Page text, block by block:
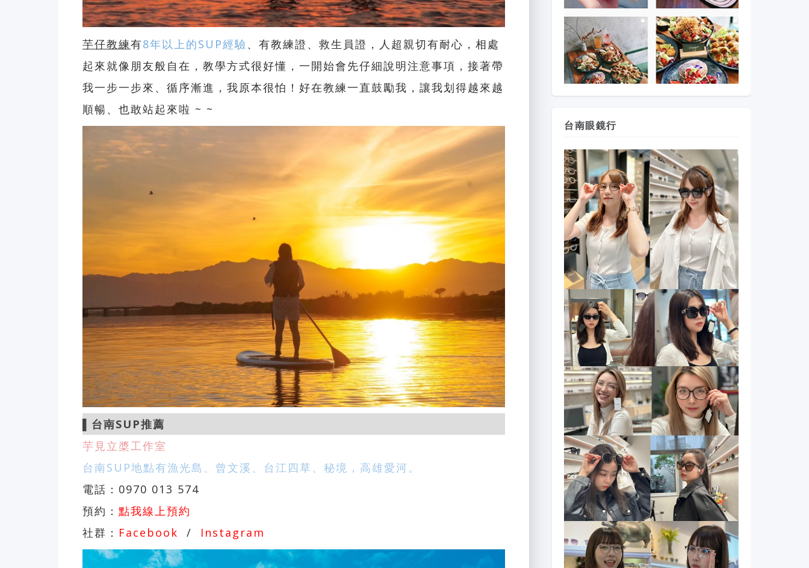
芋仔教練有8年以上的SUP經驗 、有教練證、救生員證，人超親切有耐心，相處
起來就像朋友般自在，教學方式很好懂，一開始會先仔細說明注意事項，接著帶
我一步一步來、循序漸進，我原本很怕！好在教練一直鼓勵我，讓我划得越來越
順暢、也敢站起來啦 ~ ~
台南SUP推薦
芋見立槳工作室
台南SUP地點有漁光島、曾文溪、台江四草、秘境，高雄愛河。
電話：0970 013 574
預約： 點我線上預約
社群： Facebook / Instagram
台南眼鏡行